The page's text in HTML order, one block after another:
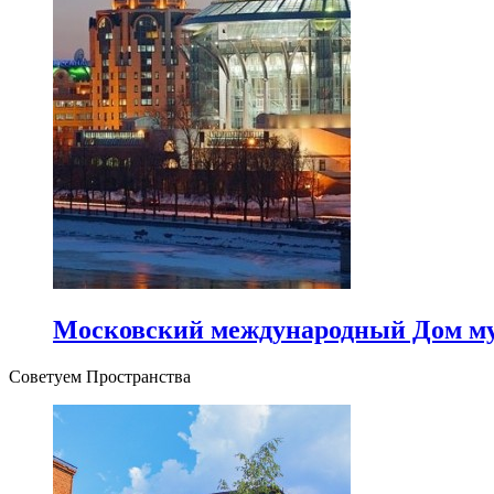
Московский международный Дом
Советуем Пространства